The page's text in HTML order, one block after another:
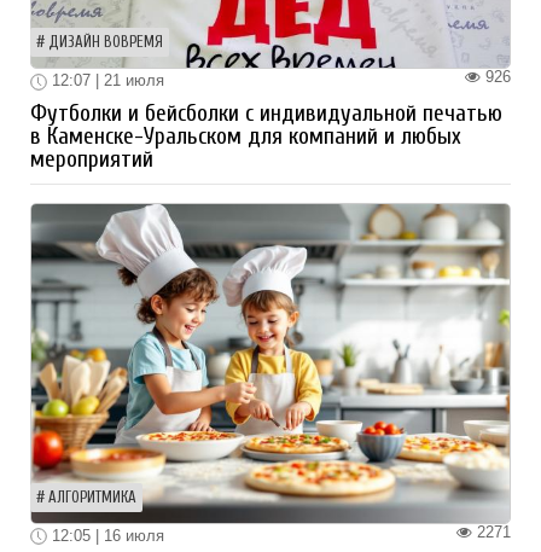
ДИЗАЙН ВОВРЕМЯ
926
12:07 | 21 июля
Футболки и бейсболки с индивидуальной печатью
в Каменске-Уральском для компаний и любых
мероприятий
АЛГОРИТМИКА
2271
12:05 | 16 июля